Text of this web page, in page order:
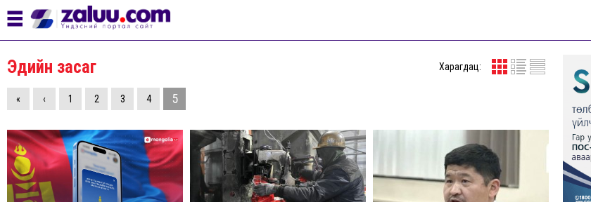
Эдийн засаг Харагдац:
« ‹ 1 2 3 4 5